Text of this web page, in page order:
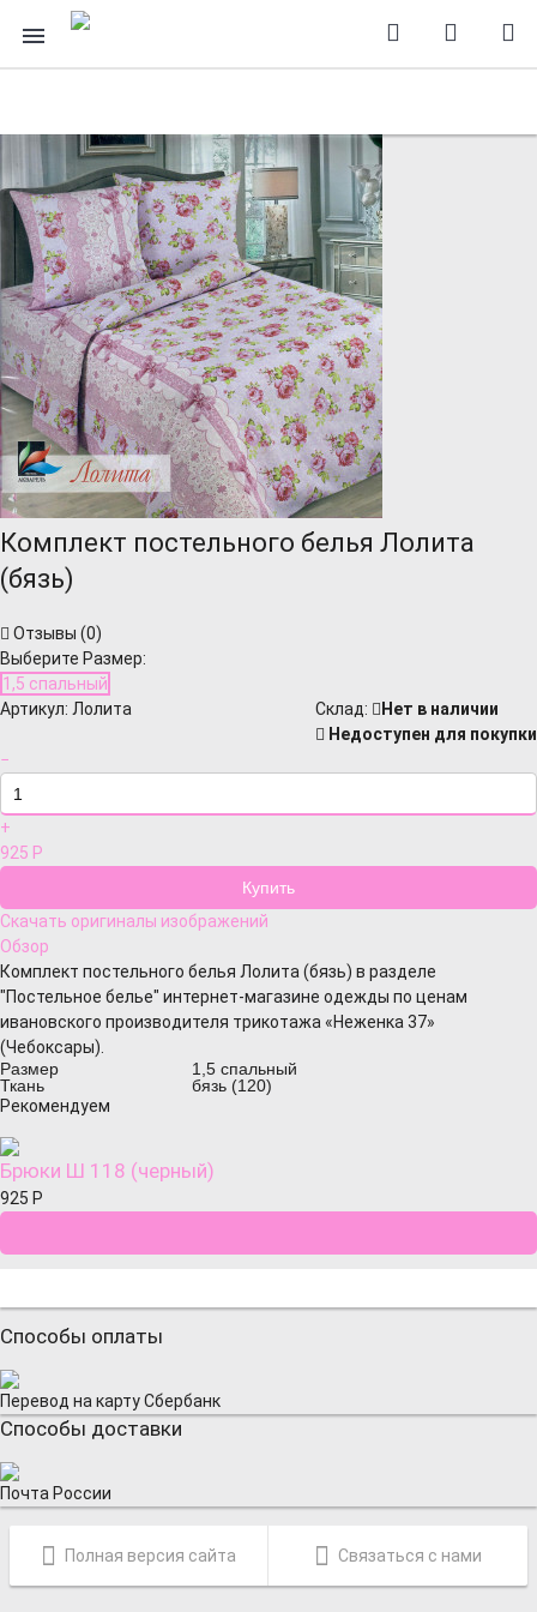
Комплект постельного белья Лолита
(бязь)
Отзывы (0)
Выберите Размер:
1,5 спальный
Артикул: Лолита Cклад:
Нет в наличии
Недоступен для покупки
−
+
925 Р
Скачать оригиналы изображений
Обзор
Комплект постельного белья Лолита (бязь) в разделе
"Постельное белье" интернет-магазине одежды по ценам
ивановского производителя трикотажа «Неженка 37»
(Чебоксары).
Размер
1,5 спальный
Ткань
бязь (120)
Рекомендуем
Брюки Ш 118 (черный)
925 Р
Способы оплаты
Перевод на карту Сбербанк
Способы доставки
Почта России
Полная версия сайта Связаться с нами